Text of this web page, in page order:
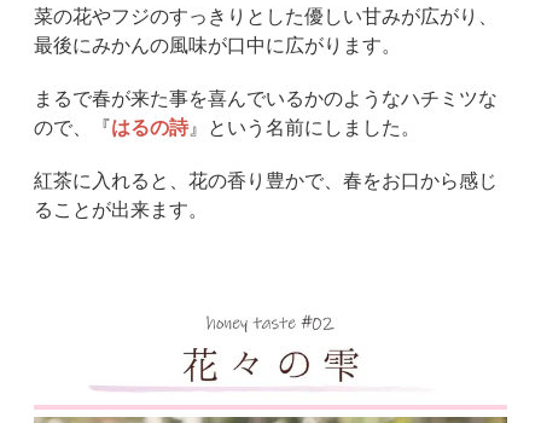
菜の花やフジのすっきりとした優しい甘みが広がり、
最後にみかんの風味が口中に広がります。
まるで春が来た事を喜んでいるかのようなハチミツな
ので、『はるの詩 』という名前にしました。
紅茶に入れると、花の香り豊かで、春をお口から感じ
ることが出来ます。